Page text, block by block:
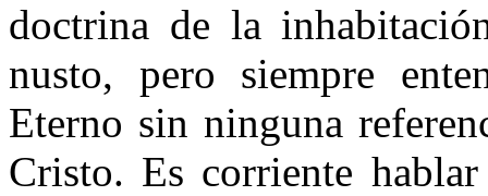
doctrina de la
nusto, pero siempre
Eterno sin ninguna
Cristo. Es corriente